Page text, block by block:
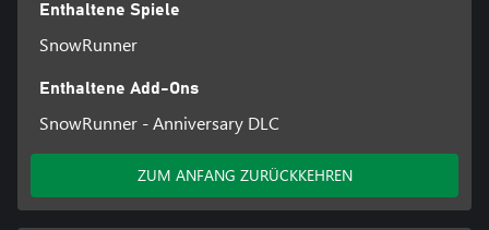
Enthaltene Spiele
SnowRunner
Enthaltene Add-Ons
SnowRunner - Anniversary DLC
ZUM ANFANG ZURÜCKKEHREN